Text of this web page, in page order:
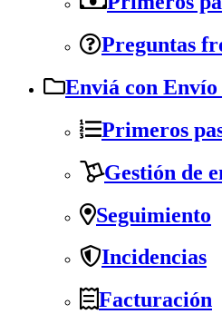
Preguntas
Enviá con Envío
Primeros
Gestión de
Seguimiento
Incidencias
Facturación